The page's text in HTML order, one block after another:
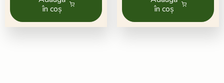
în coș
în coș